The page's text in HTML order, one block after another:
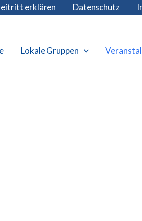
erklären Datenschutz
Lokale Gruppen